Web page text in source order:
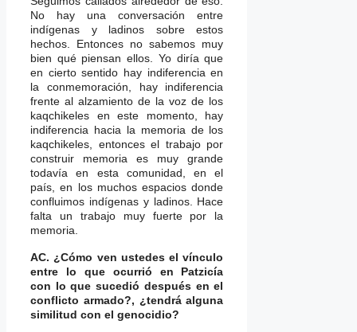
No hay una conversación entre
indígenas y ladinos sobre estos
hechos. Entonces no sabemos muy
bien qué piensan ellos. Yo diría que
en cierto sentido hay indiferencia en
la conmemoración, hay indiferencia
frente al alzamiento de la voz de los
kaqchikeles en este momento, hay
indiferencia hacia la memoria de los
kaqchikeles, entonces el trabajo por
construir memoria es muy grande
todavía en esta comunidad, en el
país, en los muchos espacios donde
confluimos indígenas y ladinos. Hace
falta un trabajo muy fuerte por la
memoria.
AC. ¿Cómo ven ustedes el vínculo
entre lo que ocurrió en Patzicía
con lo que sucedió después en el
conflicto armado?, ¿tendrá alguna
similitud con el genocidio?